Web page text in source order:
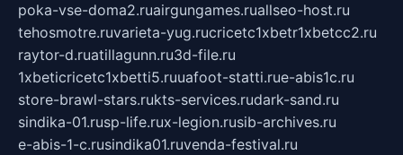
poka-vse-doma2.ruairgungames.ruallseo-host.ru
tehosmotre.ruvarieta-yug.rucricetc1xbetr1xbetcc2.ru
raytor-d.ruatillagunn.ru3d-file.ru
1xbeticricetc1xbetti5.ruuafoot-statti.rue-abis1c.ru
store-brawl-stars.rukts-services.rudark-sand.ru
sindika-01.rusp-life.rux-legion.rusib-archives.ru
e-abis-1-c.rusindika01.ruvenda-festival.ru